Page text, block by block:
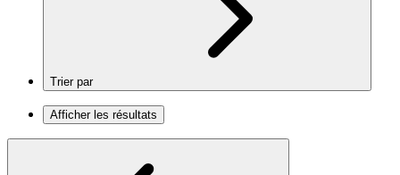
Trier par
Afficher les résultats